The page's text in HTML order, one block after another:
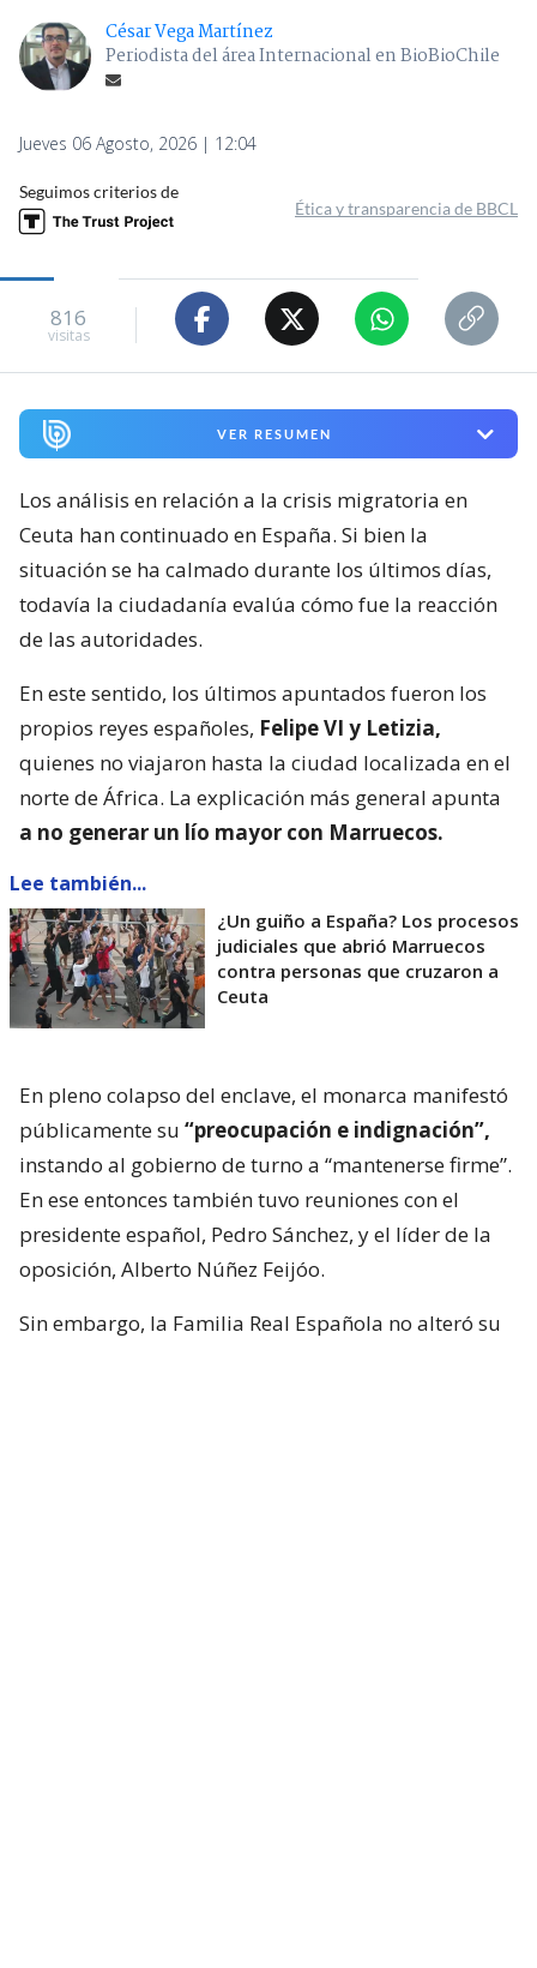
César Vega Martínez
Periodista del área Internacional en BioBioChile
Jueves 06 Agosto, 2026 | 12:04
Seguimos criterios de
Ética y transparencia de BBCL
816
visitas
VER RESUMEN
Los análisis en relación a la crisis migratoria en
Ceuta han continuado en España. Si bien la
situación se ha calmado durante los últimos días,
todavía la ciudadanía evalúa cómo fue la reacción
de las autoridades.
En este sentido, los últimos apuntados fueron los
propios reyes españoles, Felipe VI y Letizia,
quienes no viajaron hasta la ciudad localizada en el
norte de África. La explicación más general apunta
a no generar un lío mayor con Marruecos.
Lee también...
¿Un guiño a España? Los procesos
judiciales que abrió Marruecos
contra personas que cruzaron a
Ceuta
En pleno colapso del enclave, el monarca manifestó
públicamente su “preocupación e indignación”,
instando al gobierno de turno a “mantenerse firme”.
En ese entonces también tuvo reuniones con el
presidente español, Pedro Sánchez, y el líder de la
oposición, Alberto Núñez Feijóo.
Sin embargo, la Familia Real Española no alteró su